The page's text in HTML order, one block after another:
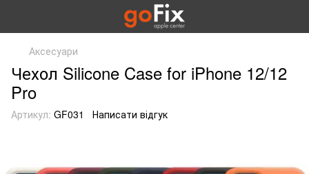
Аксесуари
Чехол Silicone Case for iPhone 12/12
Pro
Артикул: GF031 Написати відгук